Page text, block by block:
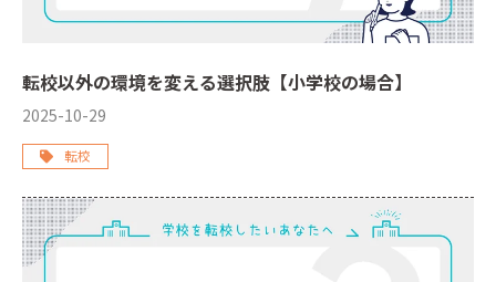
転校以外の環境を変える選択肢【小学校の場合】
2025-10-29
転校